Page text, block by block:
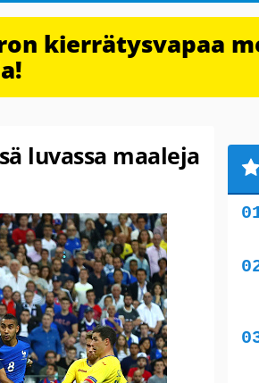
kierrätysvapaa
luvassa maaleja